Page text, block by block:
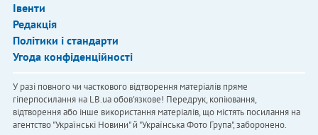
Івенти
Редакція
Політики і стандарти
Угода конфіденційності
У разі повного чи часткового відтворення матеріалів пряме
гіперпосилання на LB.ua обов'язкове! Передрук, копіювання,
відтворення або інше використання матеріалів, що містять посилання на
агентство "Українськi Новини" й "Українська Фото Група", заборонено.